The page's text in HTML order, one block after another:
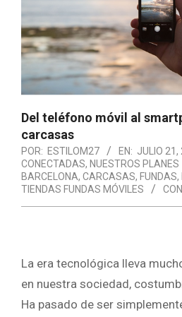
Del teléfono móvil al
carcasas
POR: ESTILOM27 EN: JULIO 21,
CONECTADAS, NUESTROS PLANES
BARCELONA, CARCASAS, FUNDAS,
TIENDAS FUNDAS MÓVILES
La era tecnológica lleva
en nuestra sociedad,
Ha pasado de ser